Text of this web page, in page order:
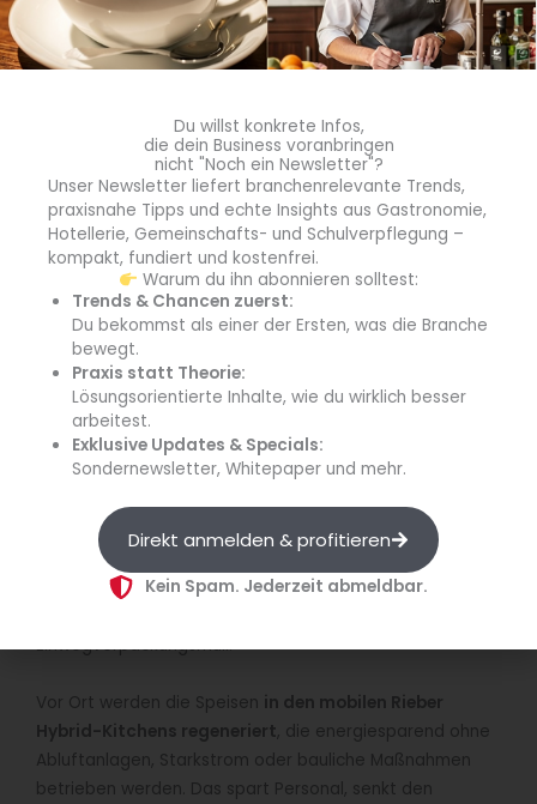
Stapelwagen entsteht ein mobiles Logistiklager: Denn
durch das effiziente Design der GNauto-Behälter finden
In Toulouse wurde die gesetzlich geforderte Umstellung
demnach nicht nur erfüllt, sondernprozesssicher und
zukunftsfähigumgesetzt; ein Beispiel, wie
Mehrwegsysteme in der Großküche skaliert und
automatisiert funktionieren.
Vakuum statt Einweg: BruderhausDiakonie
BruderhausDiakonie
Deutschland und 3.500 Mahlzeiten täglich und stand vor
den klassischen
Küchen: hoher Personalaufwand, kurze Haltbarkeiten,
Verpackungsmüll. Mit demVaculid-Systemvon Rieber
setzt die Stiftung heute auf einezentrale Produktion
Die Vakuumdeckel auf den Edelstahl-GN-Behältern
verlängern die Haltbarkeit, reduzieren
Lebensmittelabfälle und machen Planung um ein
Einwegverpackungsmüll.
Vor Ort werden die Speisen in den mobilen Rieber
Hybrid-Kitchens regeneriert, die energiesparend ohne
Abluftanlagen, Starkstrom oder bauliche Maßnahmen
betrieben werden. Das spart Personal, senkt den
Du willst konkrete Infos,
die dein Business voranbringen
nicht "Noch ein Newsletter"?
Unser Newsletter liefert branchenrelevante Trends,
praxisnahe Tipps und echte Insights aus Gastronomie,
Hotellerie, Gemeinschafts- und Schulverpflegung –
kompakt, fundiert und kostenfrei.
Warum du ihn abonnieren solltest:
Trends & Chancen zuerst:
Du bekommst als einer der Ersten, was die Branche
bewegt.
Praxis statt Theorie:
Lösungsorientierte Inhalte, wie du wirklich besser
arbeitest.
Exklusive Updates & Specials:
Sondernewsletter, Whitepaper und mehr.
Direkt anmelden & profitieren
Kein Spam. Jederzeit abmeldbar.